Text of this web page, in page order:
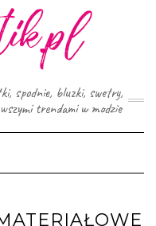
spodnie, bluzki, swetry,
trendami w modzie